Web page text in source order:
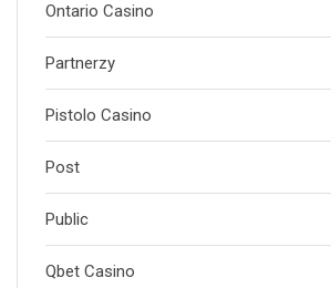
Ontario Casino
Partnerzy
Pistolo Casino
Post
Public
Qbet Casino